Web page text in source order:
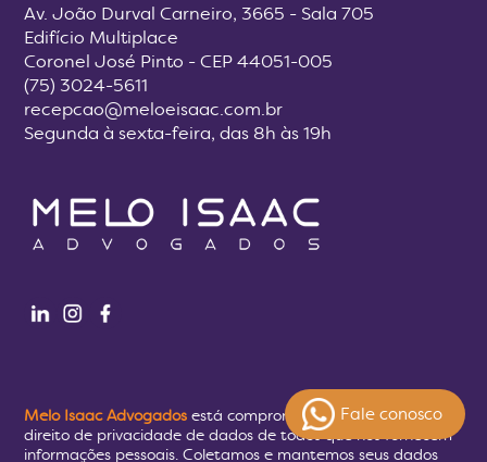
Fale conosco
Av. João Durval Carneiro, 3665 - Sala 705
Edifício Multiplace
Coronel José Pinto - CEP 44051-005
(75) 3024-5611
recepcao@meloeisaac.com.br
Segunda à sexta-feira, das 8h às 19h
Melo Isaac Advogados está comprometido em proteger o
direito de privacidade de dados de todos que nos fornecem
informações pessoais. Coletamos e mantemos seus dados